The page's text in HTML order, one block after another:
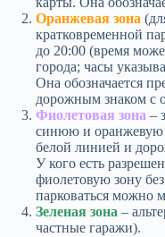
Оранжевая зона
кратковременной
до 20:00 (время
города; часы
Она обозначается
дорожным знаком с
Фиолетовая зона –
синюю и оранжевую
белой линией и
У кого есть
фиолетовую зону
парковаться можно
Зеленая зона –
частные гаражи).